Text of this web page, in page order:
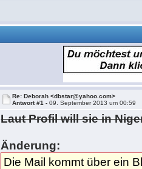
Re: Deborah <dbstar@yahoo.com>
Antwort #1 -09. September 2013 um 00:59
Laut Profil will sie in
Änderung:
Die Mail kommt über ein